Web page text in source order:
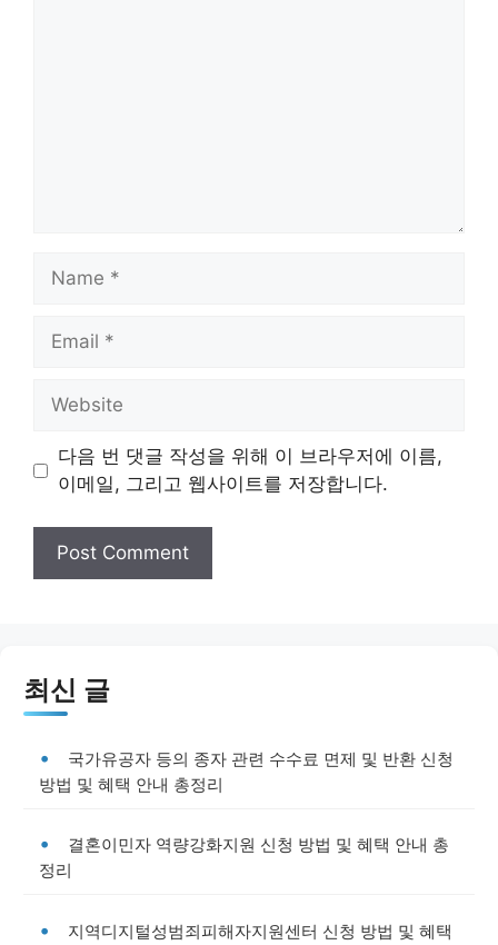
Name
Email
Website
다음 번 댓글 작성을 위해 이 브라우저에 이름,
이메일, 그리고 웹사이트를 저장합니다.
최신 글
국가유공자 등의 종자 관련 수수료 면제 및 반환 신청
방법 및 혜택 안내 총정리
결혼이민자 역량강화지원 신청 방법 및 혜택 안내 총
정리
지역디지털성범죄피해자지원센터 신청 방법 및 혜택